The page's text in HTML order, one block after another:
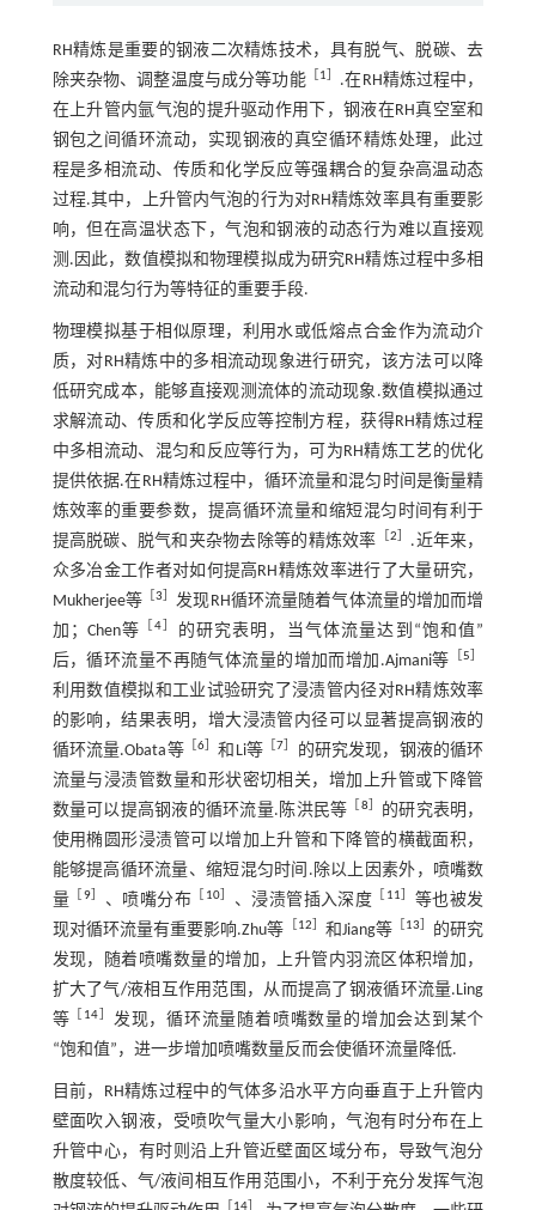
RH精炼是重要的钢液二次精炼技术，具有脱气、脱碳、去
除夹杂物、调整温度与成分等功能［1］ .在RH精炼过程中，
在上升管内氩气泡的提升驱动作用下，钢液在RH真空室和
钢包之间循环流动，实现钢液的真空循环精炼处理，此过
程是多相流动、传质和化学反应等强耦合的复杂高温动态
过程.其中，上升管内气泡的行为对RH精炼效率具有重要影
响，但在高温状态下，气泡和钢液的动态行为难以直接观
测.因此，数值模拟和物理模拟成为研究RH精炼过程中多相
流动和混匀行为等特征的重要手段.
物理模拟基于相似原理，利用水或低熔点合金作为流动介
质，对RH精炼中的多相流动现象进行研究，该方法可以降
低研究成本，能够直接观测流体的流动现象.数值模拟通过
求解流动、传质和化学反应等控制方程，获得RH精炼过程
中多相流动、混匀和反应等行为，可为RH精炼工艺的优化
提供依据.在RH精炼过程中，循环流量和混匀时间是衡量精
炼效率的重要参数，提高循环流量和缩短混匀时间有利于
提高脱碳、脱气和夹杂物去除等的精炼效率 ［2］ .近年来，
众多冶金工作者对如何提高RH精炼效率进行了大量研究，
Mukherjee等［3］ 发现RH循环流量随着气体流量的增加而增
加；Chen等 ［4］
的研究表明，当气体流量达到“饱和值”
后，循环流量不再随气体流量的增加而增加.Ajmani等 ［5］
利用数值模拟和工业试验研究了浸渍管内径对RH精炼效率
的影响，结果表明，增大浸渍管内径可以显著提高钢液的
循环流量.Obata等［6］和Li等［7］
的研究发现，钢液的循环
流量与浸渍管数量和形状密切相关，增加上升管或下降管
数量可以提高钢液的循环流量.陈洪民等 ［8］
的研究表明，
使用椭圆形浸渍管可以增加上升管和下降管的横截面积，
能够提高循环流量、缩短混匀时间.除以上因素外，喷嘴数
量 ［9］ 、喷嘴分布 ［ 10］ 、浸渍管插入深度 ［ 11］ 等也被发
现对循环流量有重要影响.Zhu等 ［12］ 和Jiang等 ［13］
的研究
发现，随着喷嘴数量的增加，上升管内羽流区体积增加，
扩大了气/液相互作用范围，从而提高了钢液循环流量.Ling
等 ［ 14］ 发现，循环流量随着喷嘴数量的增加会达到某个
“饱和值”，进一步增加喷嘴数量反而会使循环流量降低.
目前，RH精炼过程中的气体多沿水平方向垂直于上升管内
壁面吹入钢液，受喷吹气量大小影响，气泡有时分布在上
升管中心，有时则沿上升管近壁面区域分布，导致气泡分
散度较低、气/液间相互作用范围小，不利于充分发挥气泡
14］